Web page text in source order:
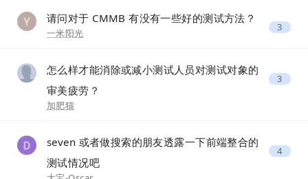
请问对于 CMMB 有没有一些好的测试方法？
一米阳光 3
怎么样才能消除或减小测试人员对测试对象的
审美疲劳？
加肥猫
3
seven 或者做搜索的朋友透露一下前端整合的
测试情况吧
4